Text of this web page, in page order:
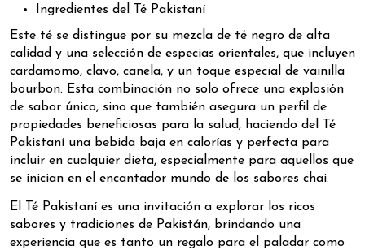
Ingredientes del Té Pakistaní
Este té se distingue por su mezcla de té negro de alta
calidad y una selección de especias orientales, que incluyen
cardamomo, clavo, canela, y un toque especial de vainilla
bourbon. Esta combinación no solo ofrece una explosión
de sabor único, sino que también asegura un perfil de
propiedades beneficiosas para la salud, haciendo del Té
Pakistaní una bebida baja en calorías y perfecta para
incluir en cualquier dieta, especialmente para aquellos que
se inician en el encantador mundo de los sabores chai.
El Té Pakistaní es una invitación a explorar los ricos
sabores y tradiciones de Pakistán, brindando una
experiencia que es tanto un regalo para el paladar como